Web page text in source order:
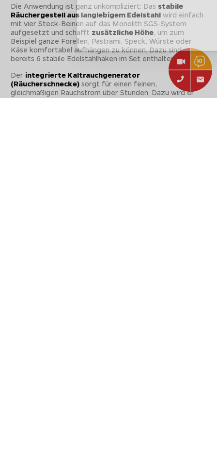
Die Anwendung ist ganz unkompliziert: Das stabile
Räuchergestell aus langlebigem Edelstahl wird einfach
mit vier Steck-Beinen auf das Monolith SGS-System
aufgesetzt und schafft zusätzliche Höhe, um zum
Beispiel ganze Forellen, Pastrami, Speck, Würste oder
Käse komfortabel aufhängen zu können. Dazu sind
bereits 6 stabile Edelstahlhaken im Set enthalten.
Der integrierte Kaltrauchgenerator
(Räucherschnecke) sorgt für einen feinen,
gleichmäßigen Rauchstrom über Stunden. Dazu wird er
mit Räuchermehl befüllt und mit dem im Set ebenfalls